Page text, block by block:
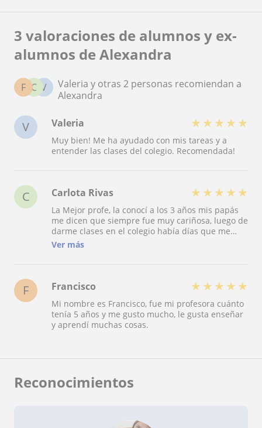
3 valoraciones de alumnos y ex-
alumnos de Alexandra
V
C
F
Valeria y otras 2 personas recomiendan a
Alexandra
V Valeria ★ ★ ★ ★ ★
Muy bien! Me ha ayudado con mis tareas y a
entender las clases del colegio. Recomendada!
C Carlota Rivas ★ ★ ★ ★ ★
La Mejor profe, la conocí a los 3 años mis papás
me dicen que siempre fue muy cariñosa, luego de
darme clases en el colegio había días que me
cuidaba y me ayudaba con mis tareas en las
Ver más
F Francisco ★ ★ ★ ★ ★
Mi nombre es Francisco, fue mi profesora cuánto
tenía 5 años y me gusto mucho, le gusta enseñar
y aprendí muchas cosas.
Reconocimientos